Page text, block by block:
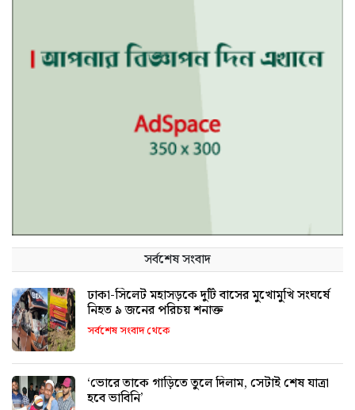
সর্বশেষ সংবাদ
ঢাকা-সিলেট মহাসড়কে দুটি বাসের মুখোমুখি সংঘর্ষে
নিহত ৯ জনের পরিচয় শনাক্ত
সর্বশেষ সংবাদ থেকে
‘ভোরে তাকে গাড়িতে তুলে দিলাম, সেটাই শেষ যাত্রা
হবে ভাবিনি’